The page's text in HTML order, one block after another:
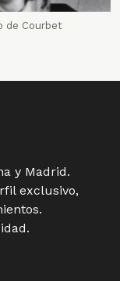
de Courbet
y Madrid.
exclusivo,